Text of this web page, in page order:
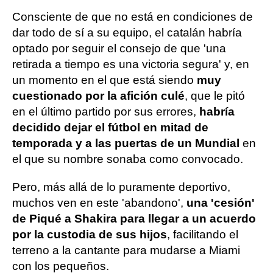
Consciente de que no está en condiciones de
dar todo de sí a su equipo, el catalán habría
optado por seguir el consejo de que 'una
retirada a tiempo es una victoria segura' y, en
un momento en el que está siendo muy
cuestionado por la afición culé, que le pitó
en el último partido por sus errores, habría
decidido dejar el fútbol en mitad de
temporada y a las puertas de un Mundial en
el que su nombre sonaba como convocado.
Pero, más allá de lo puramente deportivo,
muchos ven en este 'abandono', una 'cesión'
de Piqué a Shakira para llegar a un acuerdo
por la custodia de sus hijos, facilitando el
terreno a la cantante para mudarse a Miami
con los pequeños.